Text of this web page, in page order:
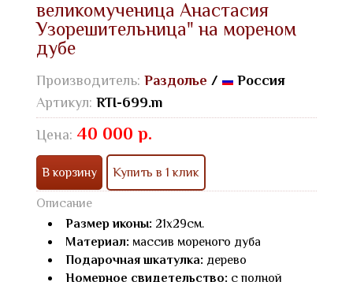
великомученица Анастасия
Узорешительница" на мореном
дубе
Производитель: Раздолье /
Россия
Артикул: RTI-699.m
Цена: 40 000 р.
В корзину Купить в 1 клик
Описание
Размер иконы: 21х29см.
Материал: массив мореного дуба
Подарочная шкатулка: дерево
Номерное свидетельство: с полной